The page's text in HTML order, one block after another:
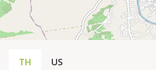
TH US